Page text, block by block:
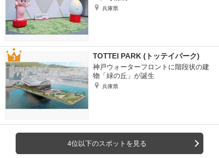
兵庫県
TOTTEI PARK (トッテイパーク)
神戸ウォーターフロントに階段状の建
物「緑の丘」が誕生
兵庫県
4位以下のスポットを見る